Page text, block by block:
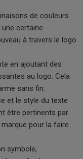
de couleurs
certaine
à travers le logo
en ajoutant des
au logo. Cela
sans fin.
et le style du texte
être pertinents par
pour la faire
symbole,